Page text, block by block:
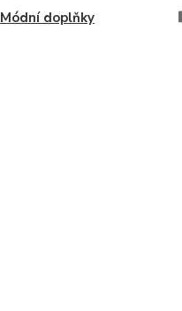
Módní doplňky